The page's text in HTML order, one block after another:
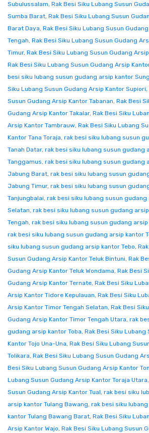
Subulussalam, Rak Besi Siku Lubang Susun
Sumba Barat, Rak Besi Siku Lubang Susun
Barat Daya, Rak Besi Siku Lubang Susun
Tengah, Rak Besi Siku Lubang Susun Gudang
Timur, Rak Besi Siku Lubang Susun Gudang
Rak Besi Siku Lubang Susun Gudang Arsip
besi siku lubang susun gudang arsip kantor
Siku Lubang Susun Gudang Arsip Kantor Supiori,
Susun Gudang Arsip Kantor Tabanan, Rak Besi
Gudang Arsip Kantor Takalar, Rak Besi Siku
Arsip Kantor Tambrauw, Rak Besi Siku Lubang
Kantor Tana Toraja, rak besi siku lubang susun
Tanah Datar, rak besi siku lubang susun gudang
Tanggamus, rak besi siku lubang susun gudang
Jabung Barat, rak besi siku lubang susun
Jabung Timur, rak besi siku lubang susun
Tanjungbalai, rak besi siku lubang susun gudang
Selatan, rak besi siku lubang susun gudang
Tengah, rak besi siku lubang susun gudang
rak besi siku lubang susun gudang arsip kantor
siku lubang susun gudang arsip kantor Tebo,
Susun Gudang Arsip Kantor Teluk Bintuni, Rak
Gudang Arsip Kantor Teluk Wondama, Rak Besi
Gudang Arsip Kantor Ternate, Rak Besi Siku
Arsip Kantor Tidore Kepulauan, Rak Besi Siku
Arsip Kantor Timor Tengah Selatan, Rak Besi
Gudang Arsip Kantor Timor Tengah Utara, rak
gudang arsip kantor Toba, Rak Besi Siku Lubang
Kantor Tojo Una-Una, Rak Besi Siku Lubang
Tolikara, Rak Besi Siku Lubang Susun Gudang
Besi Siku Lubang Susun Gudang Arsip Kantor
Lubang Susun Gudang Arsip Kantor Toraja Utara,
Susun Gudang Arsip Kantor Tual, rak besi siku
arsip kantor Tulang Bawang, rak besi siku
kantor Tulang Bawang Barat, Rak Besi Siku
Arsip Kantor Wajo, Rak Besi Siku Lubang Susun